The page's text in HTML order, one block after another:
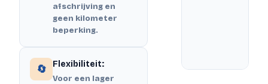
afschrijving en
geen kilometer
beperking.
🔄 Flexibiliteit:
Voor een lager